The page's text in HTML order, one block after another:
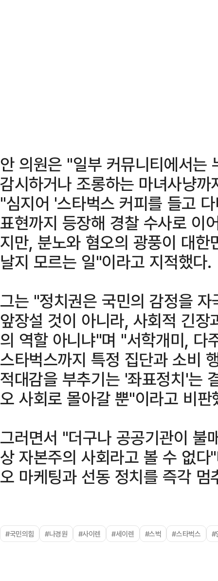
안 의원은 "일부 커뮤니티에서는
감시하거나 조롱하는 마녀사냥
"심지어 '스타벅스 커피를 들고
표현까지 등장해 경찰 수사로 이
지만, 분노와 혐오의 광풍이 대
날지 모르는 일"이라고 지적했다.
그는 "정치권은 국민의 감정을
앞장설 것이 아니라, 사회적 긴
의 역할 아니냐"며 "서학개미, 다
스타벅스까지 특정 집단과 소비
적대감을 부추기는 '좌표정치'는
오 사회로 몰아갈 뿐"이라고 비판
그러면서 "더구나 공공기관이 불
상 자본주의 사회라고 볼 수 없
오 마케팅과 선동 정치를 즉각
#국민의힘 #나경원 #사이렌 #세이렌 #스벅 #스타벅스 #